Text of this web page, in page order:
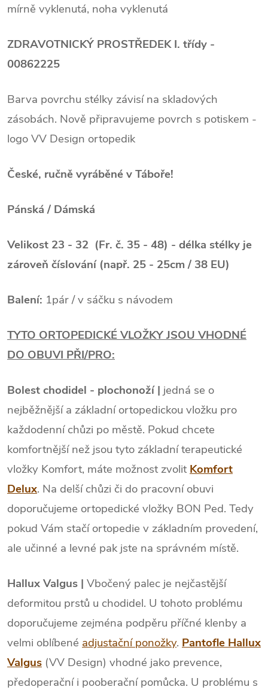
mírně vyklenutá, noha vyklenutá
ZDRAVOTNICKÝ PROSTŘEDEK I. třídy -
00862225
Barva povrchu stélky závisí na skladových
zásobách. Nově připravujeme povrch s potiskem -
logo VV Design ortopedik
České, ručně vyráběné v Táboře!
Pánská / Dámská
Velikost 23 - 32 (Fr. č. 35 - 48) - délka stélky je
zároveň číslování (např. 25 - 25cm / 38 EU)
Balení: 1pár / v sáčku s návodem
TYTO ORTOPEDICKÉ VLOŽKY JSOU VHODNÉ
DO OBUVI PŘI/PRO:
Bolest chodidel - plochonoží | jedná se o
nejběžnější a základní ortopedickou vložku pro
každodenní chůzi po městě. Pokud chcete
komfortnější než jsou tyto základní terapeutické
vložky Komfort, máte možnost zvolitKomfort
Delux. Na delší chůzi či do pracovní obuvi
doporučujeme ortopedické vložky BON Ped. Tedy
pokud Vám stačí ortopedie v základním provedení,
ale učinné a levné pak jste na správném místě.
Hallux Valgus | Vbočený palec je nejčastější
deformitou prstů u chodidel. U tohoto problému
doporučujeme zejména podpěru příčné klenby a
velmi oblíbené adjustační ponožky. Pantofle Hallux
Valgus (VV Design) vhodné jako prevence,
předoperační i pooberační pomůcka. U problému s